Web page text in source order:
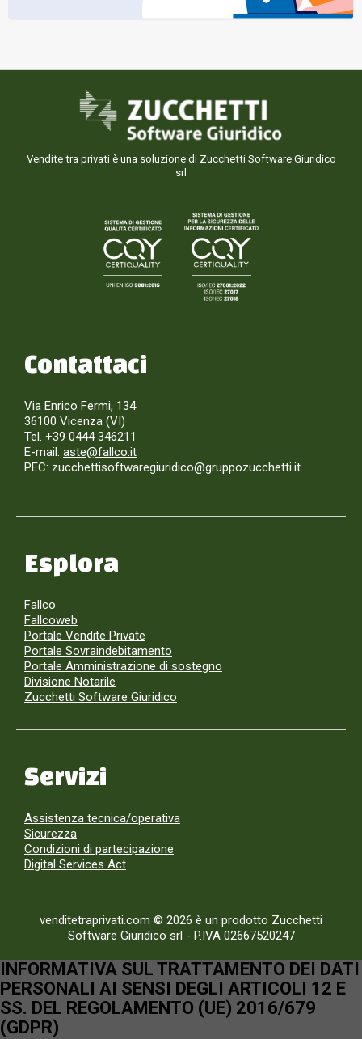
Vendite tra privati è una soluzione di Zucchetti Software Giuridico
srl
Contattaci
Via Enrico Fermi, 134
36100 Vicenza (VI)
Tel. +39 0444 346211
E-mail: aste@fallco.it
PEC: zucchettisoftwaregiuridico@gruppozucchetti.it
Esplora
Fallco
Fallcoweb
Portale Vendite Private
Portale Sovraindebitamento
Portale Amministrazione di sostegno
Divisione Notarile
Zucchetti Software Giuridico
Servizi
Assistenza tecnica/operativa
Sicurezza
Condizioni di partecipazione
Digital Services Act
venditetraprivati.com © 2026 è un prodotto Zucchetti
Software Giuridico srl - P.IVA 02667520247
INFORMATIVA SUL TRATTAMENTO DEI DATI
PERSONALI AI SENSI DEGLI ARTICOLI 12 E
SS. DEL REGOLAMENTO (UE) 2016/679
(GDPR)